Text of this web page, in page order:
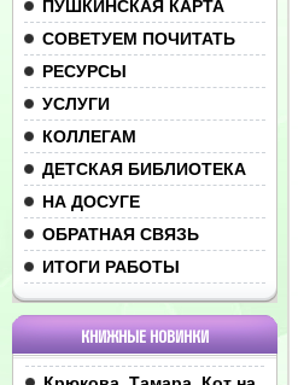
ПУШКИНСКАЯ КАРТА
СОВЕТУЕМ ПОЧИТАТЬ
РЕСУРСЫ
УСЛУГИ
КОЛЛЕГАМ
ДЕТСКАЯ БИБЛИОТЕКА
НА ДОСУГЕ
ОБРАТНАЯ СВЯЗЬ
ИТОГИ РАБОТЫ
КНИЖНЫЕ НОВИНКИ